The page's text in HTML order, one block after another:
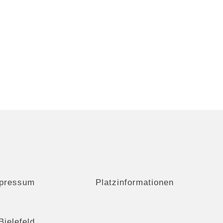
Platzinformationen